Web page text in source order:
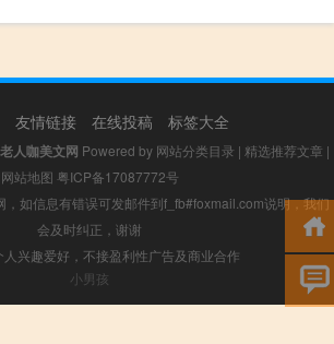
友情链接 在线投稿 标签大全
老人咖美文网 Powered by 网站分类目录 | 精选推荐文章 |
网站地图 粤ICP备17087772号
，如信息有错误可发邮件到f_fb#foxmail.com说明，我们
会及时纠正，谢谢
兴趣爱好，不接盈利性广告及商业合作
小男孩